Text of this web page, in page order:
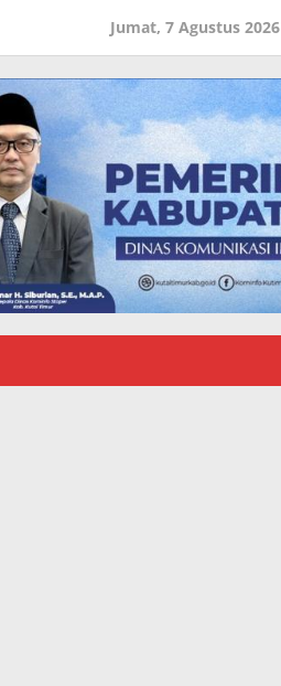
Jumat, 7 Agustus 2026